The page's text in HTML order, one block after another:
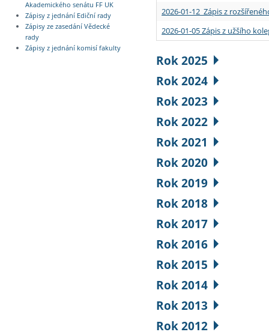
Akademického senátu FF UK
Zápisy z jednání Ediční rady
Zápisy ze zasedání Vědecké
rady
Zápisy z jednání komisí fakulty
2026-01-12 Zápis z
2026-01-05 Zápis z užšího
Rok 2025
Rok 2024
Rok 2023
Rok 2022
Rok 2021
Rok 2020
Rok 2019
Rok 2018
Rok 2017
Rok 2016
Rok 2015
Rok 2014
Rok 2013
Rok 2012